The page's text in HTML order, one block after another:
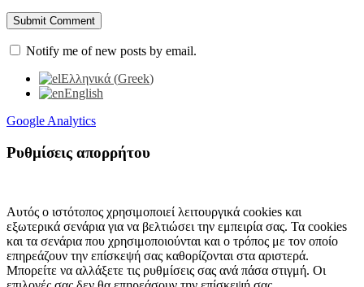
Notify me of new posts by email.
Ελληνικά (Greek)
English
Google Analytics
Ρυθμίσεις απορρήτου
Αυτός ο ιστότοπος χρησιμοποιεί λειτουργικά cookies και
εξωτερικά σενάρια για να βελτιώσει την εμπειρία σας. Τα cookies
και τα σενάρια που χρησιμοποιούνται και ο τρόπος με τον οποίο
επηρεάζουν την επίσκεψή σας καθορίζονται στα αριστερά.
Μπορείτε να αλλάξετε τις ρυθμίσεις σας ανά πάσα στιγμή. Οι